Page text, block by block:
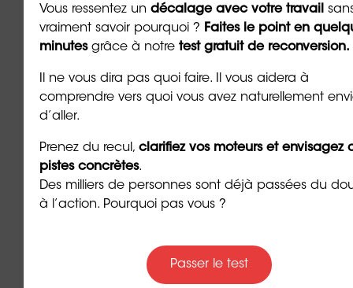
Managers épuisés : quand le
leadership devient un sport
d’endurance
Le
Vous ressentez un décalage avec votre travail
vraiment savoir pourquoi ? Faites le point en
minutesgrâce à notre test gratuit de reconversion.
Il ne vous dira pas quoi faire. Il vous aidera à
comprendre vers quoi vous avez naturellement
d’aller.
Prenez du recul, clarifiez vos moteurs et envisagez
pistes concrètes.
Des milliers de personnes sont déjà passées du
à l’action. Pourquoi pas vous ?
Passer le test